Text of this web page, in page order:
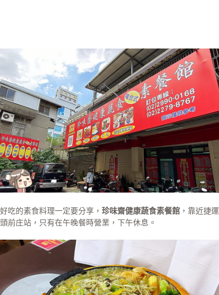
好吃的素食料理一定要分享， 珍味齋健康蔬食素餐館 ，靠近捷運
頭前庄站，只有在午晚餐時營業，下午休息。